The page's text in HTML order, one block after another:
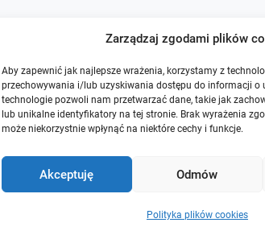
Zarządzaj zgodami plików
Aby zapewnić jak najlepsze wrażenia, korzystamy z
przechowywania i/lub uzyskiwania dostępu do informacji o
technologie pozwoli nam przetwarzać dane, takie jak
lub unikalne identyfikatory na tej stronie. Brak wyrażenia
może niekorzystnie wpłynąć na niektóre cechy i funkcje.
Akceptuję Odmów
Polityka plików cookies
O nas